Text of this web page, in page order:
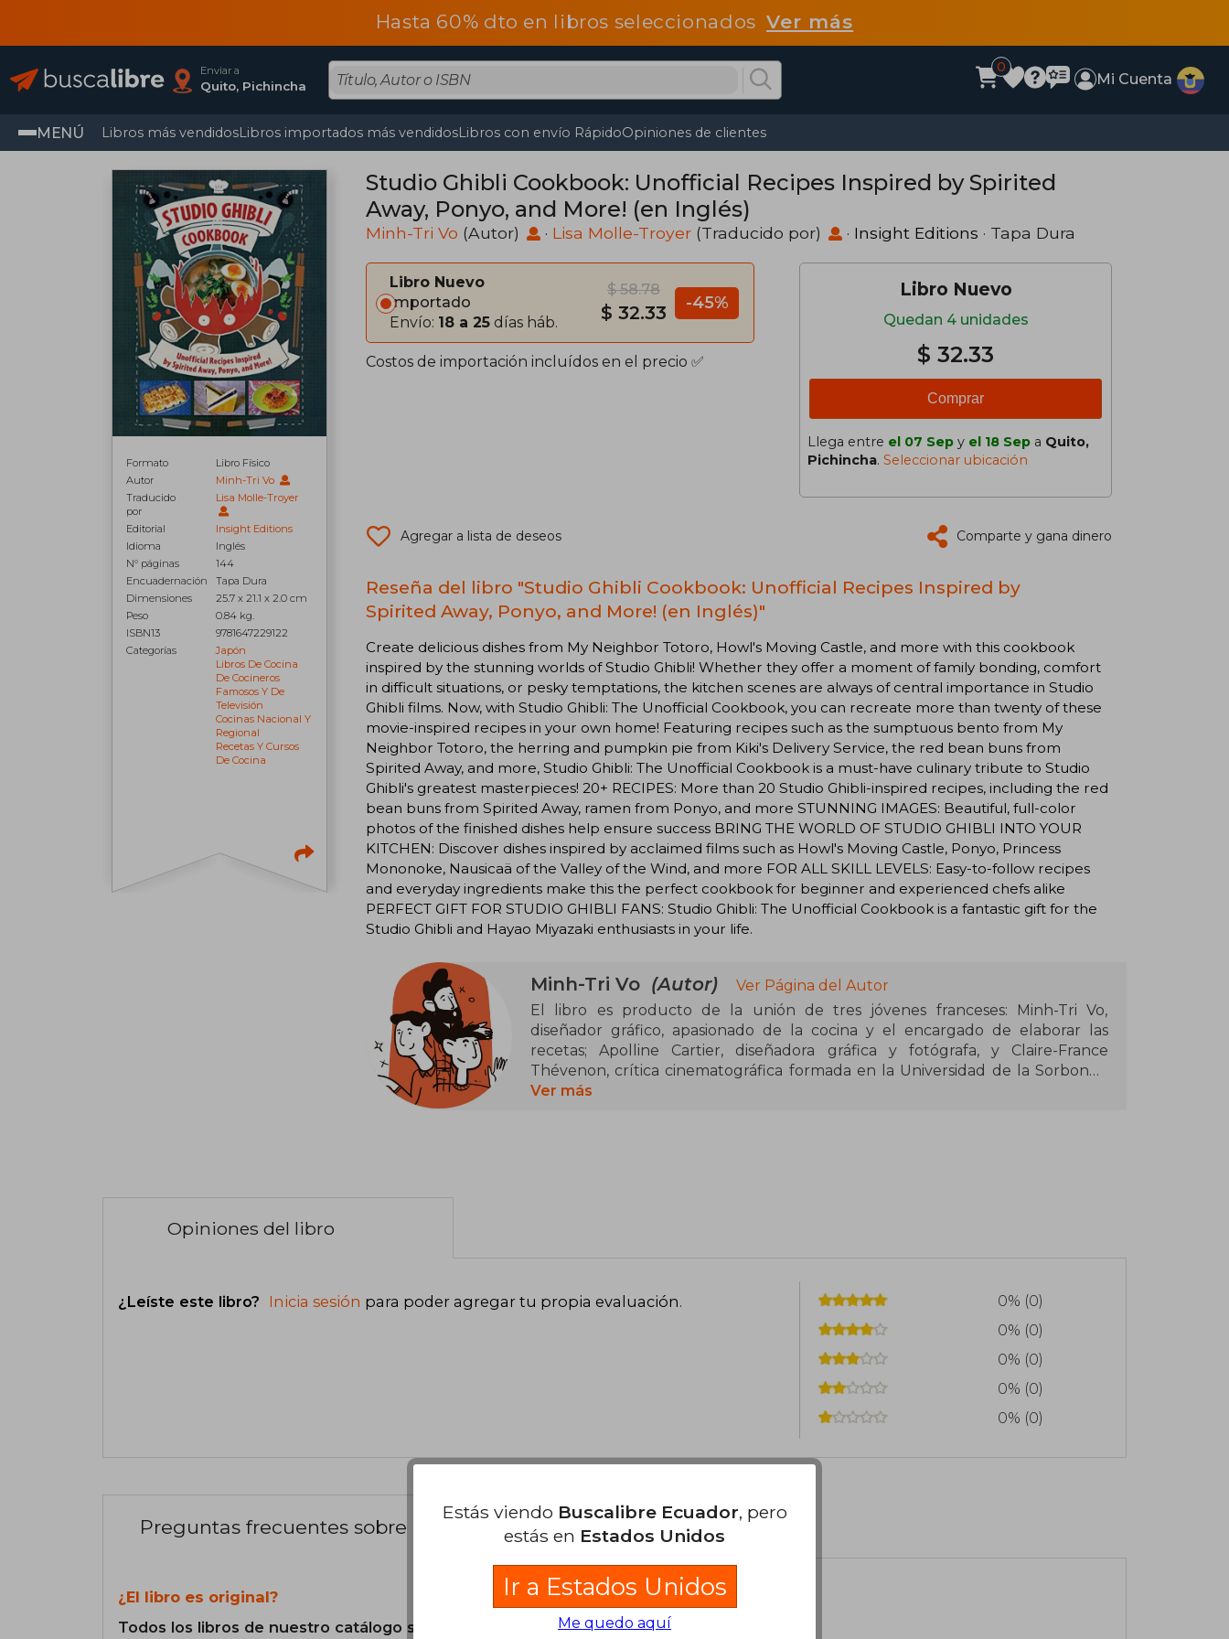
Hasta 60% dto en libros seleccionadosVer más
Enviar a
Quito, Pichincha
0
Mi Cuenta
MENÚ Libros más vendidosLibros importados más vendidosLibros con envío RápidoOpiniones de clientes
Formato
Libro Físico
Autor
Minh-Tri Vo
Traducido
por
Lisa Molle-Troyer
Editorial
Insight Editions
Idioma
Inglés
N° páginas
144
Encuadernación
Tapa Dura
Dimensiones
25.7 x 21.1 x 2.0 cm
Peso
0.84 kg.
ISBN13
9781647229122
Categorías
Japón
Libros De Cocina
De Cocineros
Famosos Y De
Televisión
Cocinas Nacional Y
Regional
Recetas Y Cursos
De Cocina
Studio Ghibli Cookbook: Unofficial Recipes Inspired by Spirited
Away, Ponyo, and More! (en Inglés)
Minh-Tri Vo (Autor) · Lisa Molle-Troyer (Traducido por) · Insight Editions · Tapa Dura
Libro Nuevo
Importado
Envío: 18 a 25 días háb.
$ 58.78
$ 32.33 -45%
Costos de importación incluídos en el precio ✅
Libro Nuevo
Quedan 4 unidades
$ 32.33
Comprar
Llega entre el 07 Sep y el 18 Sep a Quito,
Pichincha. Seleccionar ubicación
Agregar a lista de deseos Comparte y gana dinero
Reseña del libro "Studio Ghibli Cookbook: Unofficial Recipes Inspired by
Spirited Away, Ponyo, and More! (en Inglés)"
Create delicious dishes from My Neighbor Totoro, Howl's Moving Castle, and more with this cookbook
inspired by the stunning worlds of Studio Ghibli! Whether they offer a moment of family bonding, comfort
in difficult situations, or pesky temptations, the kitchen scenes are always of central importance in Studio
Ghibli films. Now, with Studio Ghibli: The Unofficial Cookbook, you can recreate more than twenty of these
movie-inspired recipes in your own home! Featuring recipes such as the sumptuous bento from My
Neighbor Totoro, the herring and pumpkin pie from Kiki's Delivery Service, the red bean buns from
Spirited Away, and more, Studio Ghibli: The Unofficial Cookbook is a must-have culinary tribute to Studio
Ghibli's greatest masterpieces! 20+ RECIPES: More than 20 Studio Ghibli-inspired recipes, including the red
bean buns from Spirited Away, ramen from Ponyo, and more STUNNING IMAGES: Beautiful, full-color
photos of the finished dishes help ensure success BRING THE WORLD OF STUDIO GHIBLI INTO YOUR
KITCHEN: Discover dishes inspired by acclaimed films such as Howl's Moving Castle, Ponyo, Princess
Mononoke, Nausicaä of the Valley of the Wind, and more FOR ALL SKILL LEVELS: Easy-to-follow recipes
and everyday ingredients make this the perfect cookbook for beginner and experienced chefs alike
PERFECT GIFT FOR STUDIO GHIBLI FANS: Studio Ghibli: The Unofficial Cookbook is a fantastic gift for the
Studio Ghibli and Hayao Miyazaki enthusiasts in your life.
Minh-Tri Vo (Autor)
Ver Página del Autor
El libro es producto de la unión de tres jóvenes franceses: Minh-Tri Vo,
diseñador gráfico, apasionado de la cocina y el encargado de elaborar las
recetas; Apolline Cartier, diseñadora gráfica y fotógrafa, y Claire-France
Thévenon, crítica cinematográfica formada en la Universidad de la Sorbonne
Nouvelle y la responsable de contextualizar las preparaciones y su presencia
Ver más
Opiniones del libro
¿Leíste este libro? Inicia sesión para poder agregar tu propia evaluación.
0% (0)
0% (0)
0% (0)
0% (0)
0% (0)
Preguntas frecuentes sobre el libro
¿El libro es original?
Todos los libros de nuestro catálogo son Originales.
Estás viendo Buscalibre Ecuador, pero
estás en Estados Unidos
Ir a Estados Unidos
Me quedo aquí